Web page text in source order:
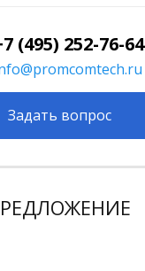
(495) 252-76-64
Задать вопрос